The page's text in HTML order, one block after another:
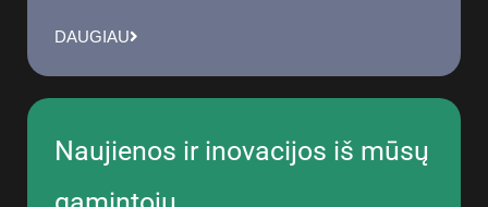
DAUGIAU
Naujienos ir inovacijos iš mūsų